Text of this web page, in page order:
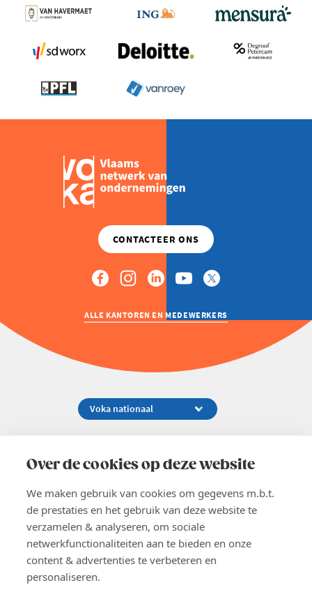
Over de cookies op deze website
We maken gebruik van cookies om gegevens m.b.t.
de prestaties en het gebruik van deze website te
verzamelen & analyseren, om sociale
netwerkfunctionaliteiten aan te bieden en onze
content & advertenties te verbeteren en
personaliseren.
ALLE KANTOREN EN MEDEWERKERS
02 229 81 11
EN